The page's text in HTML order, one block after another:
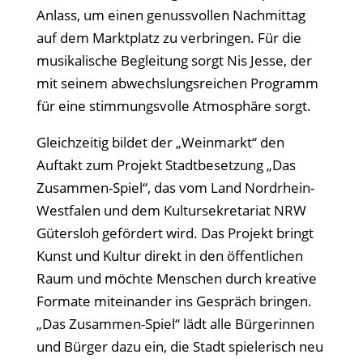
Anlass, um einen genussvollen Nachmittag
auf dem Marktplatz zu verbringen. Für die
musikalische Begleitung sorgt Nis Jesse, der
mit seinem abwechslungsreichen Programm
für eine stimmungsvolle Atmosphäre sorgt.
Gleichzeitig bildet der„Weinmarkt“ den
Auftakt zum Projekt Stadtbesetzung „Das
Zusammen-Spiel“, das vom Land Nordrhein-
Westfalen und dem Kultursekretariat NRW
Gütersloh gefördert wird. Das Projekt bringt
Kunst und Kultur direkt in den öffentlichen
Raum und möchte Menschen durch kreative
Formate miteinander ins Gespräch bringen.
„Das Zusammen-Spiel“ lädt alle Bürgerinnen
und Bürger dazu ein, die Stadt spielerisch neu